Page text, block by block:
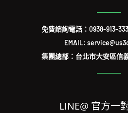
免費諮詢電話： 0938-913-333
EMAIL:
集團總部：台北市大安區信
LINE@ 官方一